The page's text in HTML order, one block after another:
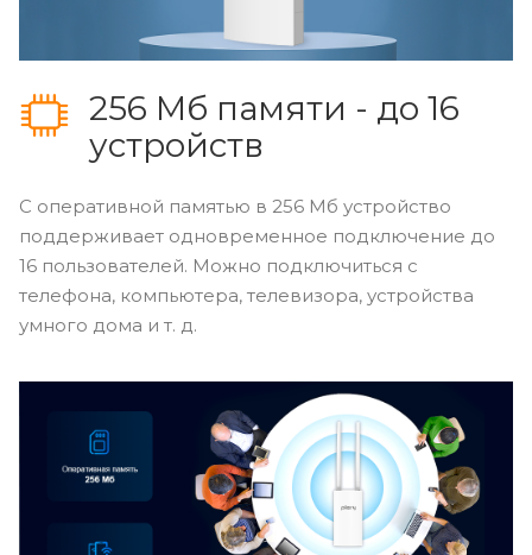
256 Мб памяти - до 16
устройств
С оперативной памятью в 256 Мб устройство
поддерживает одновременное подключение до
16 пользователей. Можно подключиться с
телефона, компьютера, телевизора, устройства
умного дома и т. д.